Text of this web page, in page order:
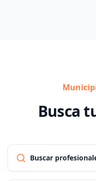
Busca
Buscar